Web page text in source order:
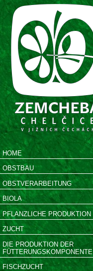
HOME
OBSTBAU
OBSTVERARBEITUNG
BIOLA
PFLANZLICHE PRODUKTION
ZUCHT
DIE PRODUKTION DER
FÜTTERUNGSKOMPONENTE
FISCHZUCHT